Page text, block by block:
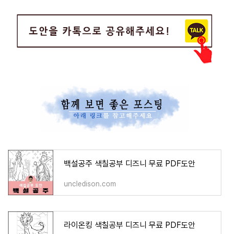
백설공주 색칠공부 디즈니 무료 PDF도안
uncledison.com
라이온킹 색칠공부 디즈니 무료 PDF도안